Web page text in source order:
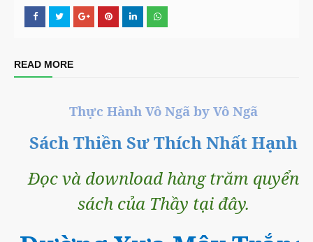
READ MORE
Thực Hành Vô Ngã by Vô Ngã
Sách Thiền Sư Thích Nhất Hạnh
Đọc và download hàng trăm quyển
sách của Thầy tại đây.